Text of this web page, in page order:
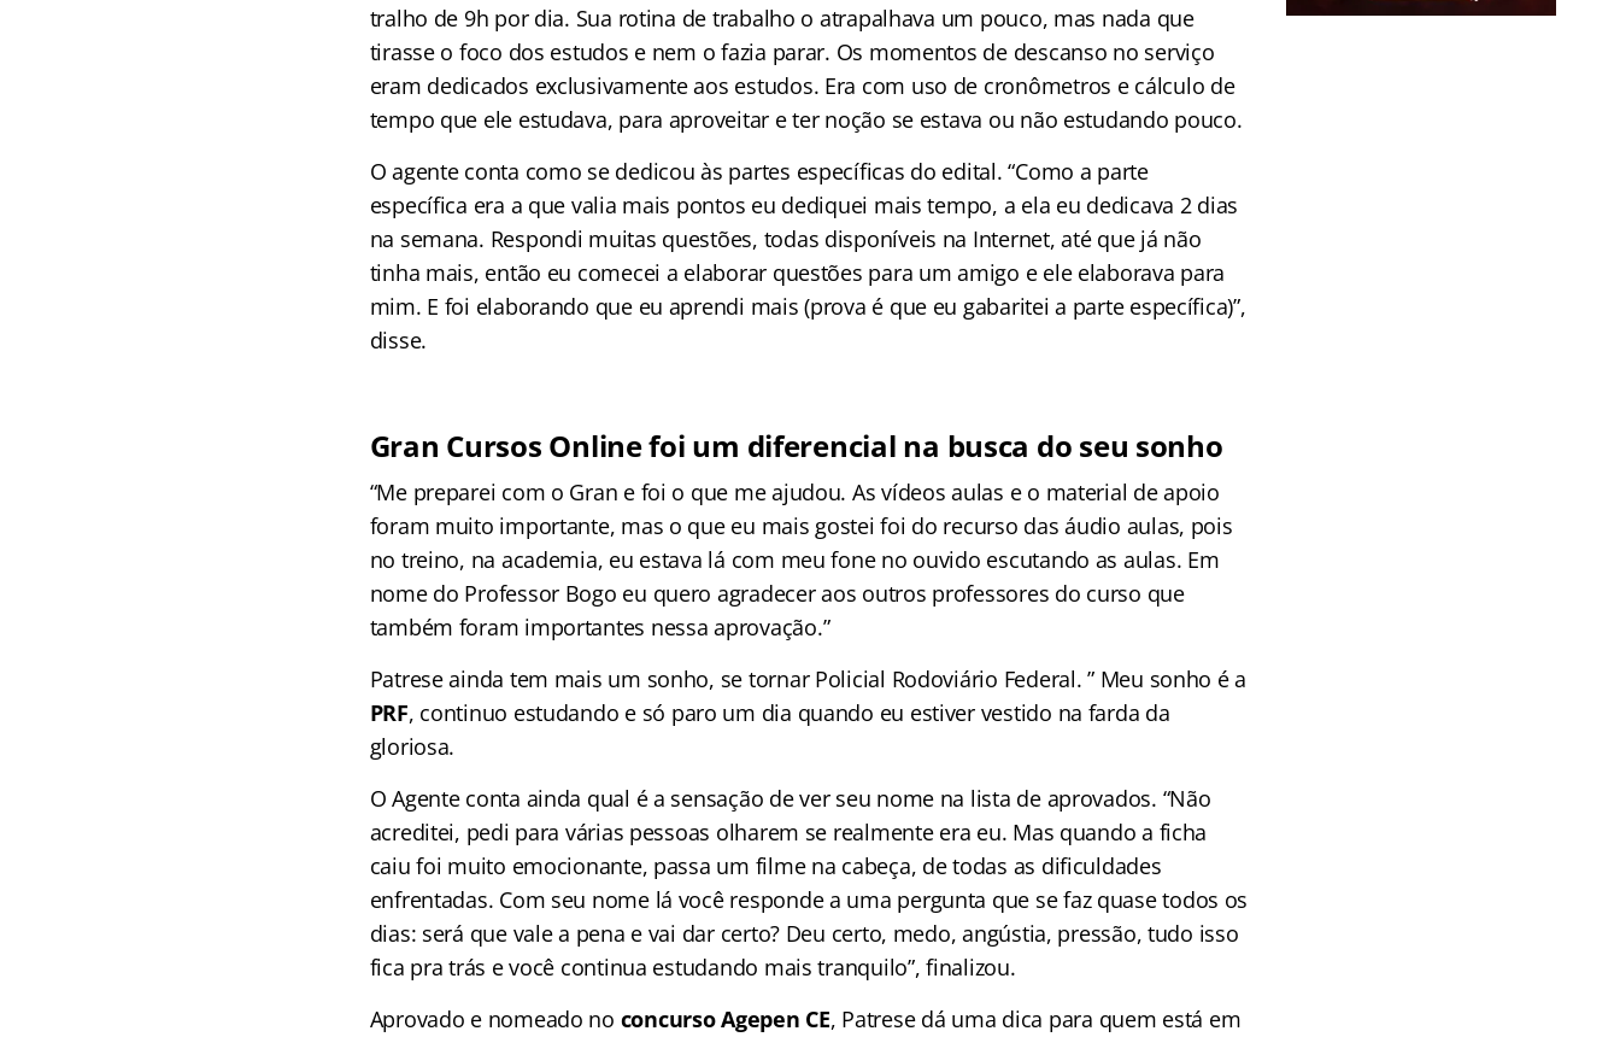
tralho de 9h por dia. Sua rotina de trabalho o atrapalhava um pouco, mas nada que
tirasse o foco dos estudos e nem o fazia parar. Os momentos de descanso no serviço
eram dedicados exclusivamente aos estudos. Era com uso de cronômetros e cálculo de
tempo que ele estudava, para aproveitar e ter noção se estava ou não estudando pouco.
O agente conta como se dedicou às partes específicas do edital. “Como a parte
específica era a que valia mais pontos eu dediquei mais tempo, a ela eu dedicava 2 dias
na semana. Respondi muitas questões, todas disponíveis na Internet, até que já não
tinha mais, então eu comecei a elaborar questões para um amigo e ele elaborava para
mim. E foi elaborando que eu aprendi mais (prova é que eu gabaritei a parte específica)”,
disse.
Gran Cursos Online foi um diferencial na busca do seu sonho
“Me preparei com o Gran e foi o que me ajudou. As vídeos aulas e o material de apoio
foram muito importante, mas o que eu mais gostei foi do recurso das áudio aulas, pois
no treino, na academia, eu estava lá com meu fone no ouvido escutando as aulas. Em
nome do Professor Bogo eu quero agradecer aos outros professores do curso que
também foram importantes nessa aprovação.”
Patrese ainda tem mais um sonho, se tornar Policial Rodoviário Federal. ” Meu sonho é a
PRF, continuo estudando e só paro um dia quando eu estiver vestido na farda da
gloriosa.
O Agente conta ainda qual é a sensação de ver seu nome na lista de aprovados. “Não
acreditei, pedi para várias pessoas olharem se realmente era eu. Mas quando a ficha
caiu foi muito emocionante, passa um filme na cabeça, de todas as dificuldades
enfrentadas. Com seu nome lá você responde a uma pergunta que se faz quase todos os
dias: será que vale a pena e vai dar certo? Deu certo, medo, angústia, pressão, tudo isso
fica pra trás e você continua estudando mais tranquilo”, finalizou.
Aprovado e nomeado no concurso Agepen CE, Patrese dá uma dica para quem está em